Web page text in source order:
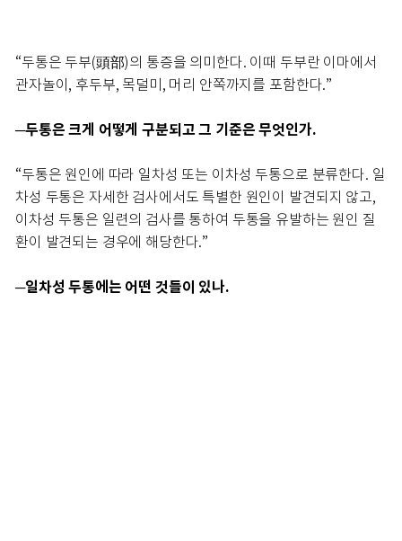
“두통은 두부(頭部)의 통증을 의미한다. 이때 두부란 이마에서
관자놀이, 후두부, 목덜미, 머리 안쪽까지를 포함한다.”
─두통은 크게 어떻게 구분되고 그 기준은 무엇인가.
“두통은 원인에 따라 일차성 또는 이차성 두통으로 분류한다. 일
차성 두통은 자세한 검사에서도 특별한 원인이 발견되지 않고,
이차성 두통은 일련의 검사를 통하여 두통을 유발하는 원인 질
환이 발견되는 경우에 해당한다.”
─일차성 두통에는 어떤 것들이 있나.